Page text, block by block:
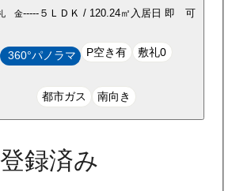
金----- ５ＬＤＫ / 120.24㎡ 入居日 即 可
360°パノラマ P空き有 敷礼0
都市ガス 南向き
録済み